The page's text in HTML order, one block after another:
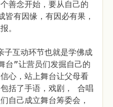
善念开始，要从自己的
有因缘，有因必有果，
。
子互动环节也就是学佛成
台”让营员们发掘自己的
心，站上舞台让父母看
括了手语，戏剧， 合唱
自己成立舞台筹委会，